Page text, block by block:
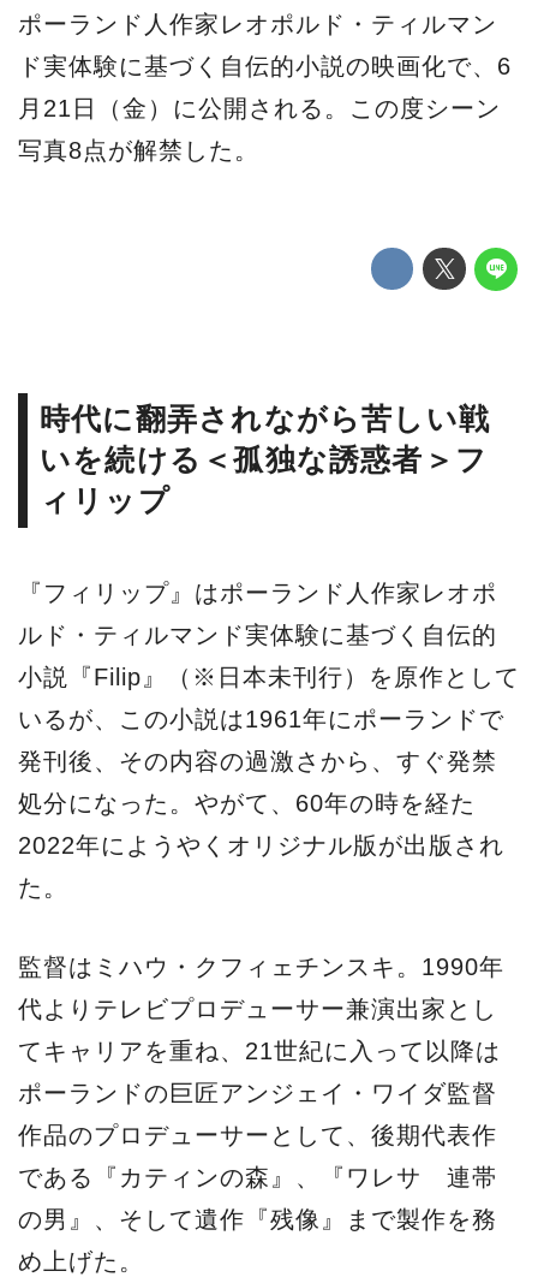
ポーランド人作家レオポルド・ティルマン
ド実体験に基づく自伝的小説の映画化で、6
月21日（金）に公開される。この度シーン
写真8点が解禁した。
時代に翻弄されながら苦しい戦
いを続ける＜孤独な誘惑者＞フ
ィリップ
『フィリップ』はポーランド人作家レオポ
ルド・ティルマンド実体験に基づく自伝的
小説『Filip』（※日本未刊行）を原作として
いるが、この小説は1961年にポーランドで
発刊後、その内容の過激さから、すぐ発禁
処分になった。やがて、60年の時を経た
2022年にようやくオリジナル版が出版され
た。
監督はミハウ・クフィェチンスキ。1990年
代よりテレビプロデューサー兼演出家とし
てキャリアを重ね、21世紀に入って以降は
ポーランドの巨匠アンジェイ・ワイダ監督
作品のプロデューサーとして、後期代表作
である『カティンの森』、『ワレサ 連帯
の男』、そして遺作『残像』まで製作を務
め上げた。